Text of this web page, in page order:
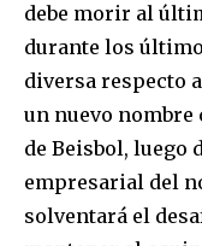
debe morir al
durante los
diversa respecto
un nuevo
de Beisbol, luego
empresarial del
solventará el